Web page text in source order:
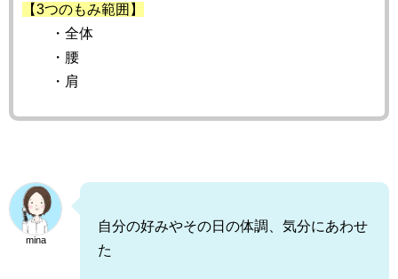
【3つのもみ範囲】
・全体
・腰
・肩
mina
自分の好みやその日の体調、気分にあわせ
た